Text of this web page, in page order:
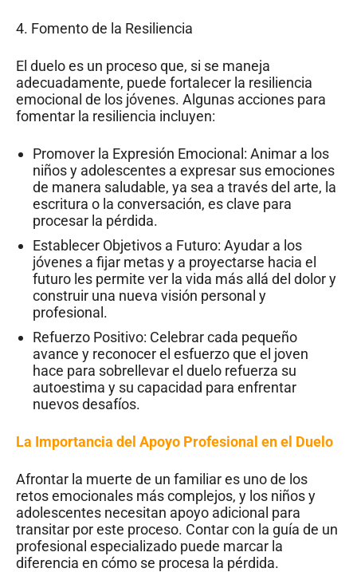
4. Fomento de la Resiliencia
El duelo es un proceso que, si se maneja
adecuadamente, puede fortalecer la resiliencia
emocional de los jóvenes. Algunas acciones para
fomentar la resiliencia incluyen:
Promover la Expresión Emocional: Animar a los
niños y adolescentes a expresar sus emociones
de manera saludable, ya sea a través del arte, la
escritura o la conversación, es clave para
procesar la pérdida.
Establecer Objetivos a Futuro: Ayudar a los
jóvenes a fijar metas y a proyectarse hacia el
futuro les permite ver la vida más allá del dolor y
construir una nueva visión personal y
profesional.
Refuerzo Positivo: Celebrar cada pequeño
avance y reconocer el esfuerzo que el joven
hace para sobrellevar el duelo refuerza su
autoestima y su capacidad para enfrentar
nuevos desafíos.
La Importancia del Apoyo Profesional en el Duelo
Afrontar la muerte de un familiar es uno de los
retos emocionales más complejos, y los niños y
adolescentes necesitan apoyo adicional para
transitar por este proceso. Contar con la guía de un
profesional especializado puede marcar la
diferencia en cómo se procesa la pérdida.